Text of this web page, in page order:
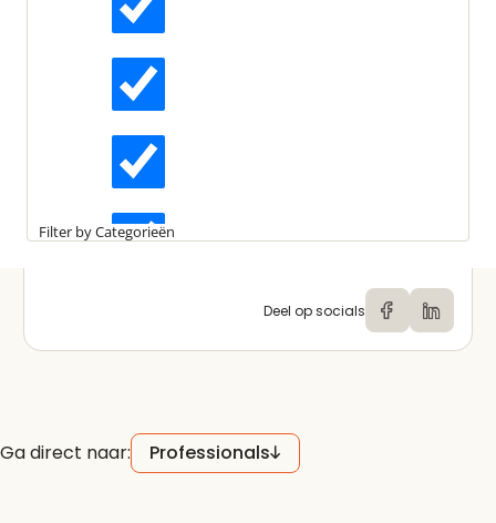
Filter by Categorieën
Shurgard Nederland bv
Deel op socials
Ga direct naar: Professionals